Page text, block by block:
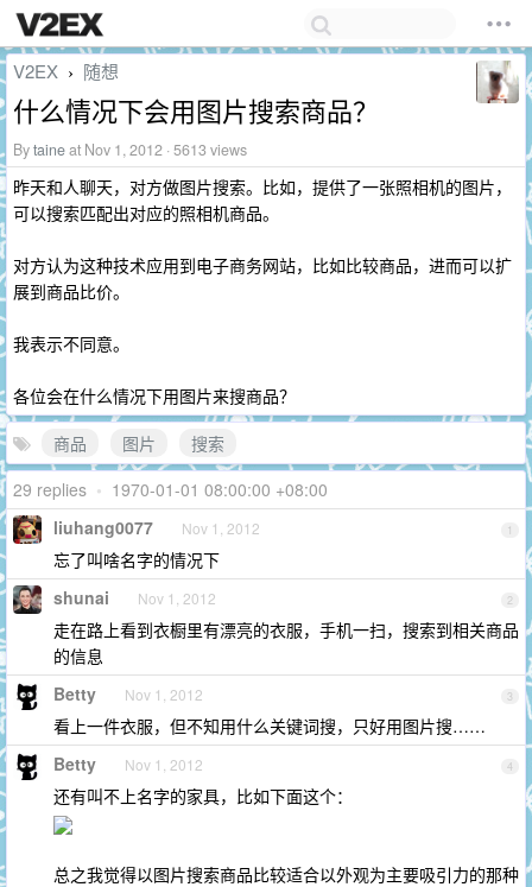
V2EX › 随想
什么情况下会用图片搜索商品？
Bytaineat Nov 1, 2012 · 5613 views
昨天和人聊天，对方做图片搜索。比如，提供了一张照相机的图片，
可以搜索匹配出对应的照相机商品。
对方认为这种技术应用到电子商务网站，比如比较商品，进而可以扩
展到商品比价。
我表示不同意。
各位会在什么情况下用图片来搜商品？
商品
图片
搜索
29 replies • 1970-01-01 08:00:00 +08:00
1
liuhang0077 Nov 1, 2012
忘了叫啥名字的情况下
2
shunai Nov 1, 2012
走在路上看到衣橱里有漂亮的衣服，手机一扫，搜索到相关商品
的信息
3
Betty Nov 1, 2012
看上一件衣服，但不知用什么关键词搜，只好用图片搜……
4
Betty Nov 1, 2012
还有叫不上名字的家具，比如下面这个：
总之我觉得以图片搜索商品比较适合以外观为主要吸引力的那种